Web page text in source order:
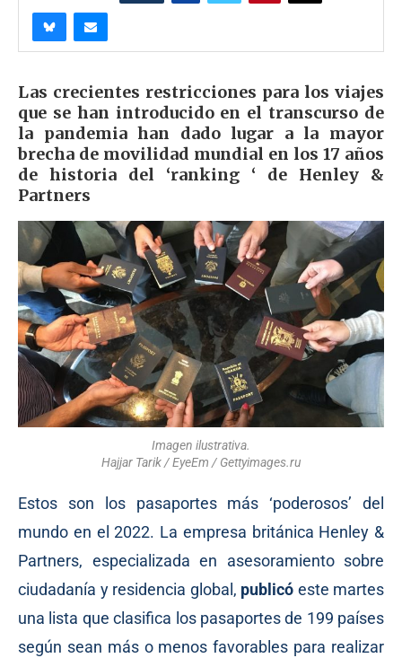
Las crecientes restricciones para los viajes
que se han introducido en el transcurso de
la pandemia han dado lugar a la mayor
brecha de movilidad mundial en los 17 años
de historia del ‘ranking ‘ de Henley &
Partners
Imagen ilustrativa.
Hajjar Tarik / EyeEm / Gettyimages.ru
Estos son los pasaportes más ‘poderosos’ del
mundo en el 2022. La empresa británica Henley &
Partners, especializada en asesoramiento sobre
ciudadanía y residencia global, publicó este martes
una lista que clasifica los pasaportes de 199 países
según sean más o menos favorables para realizar